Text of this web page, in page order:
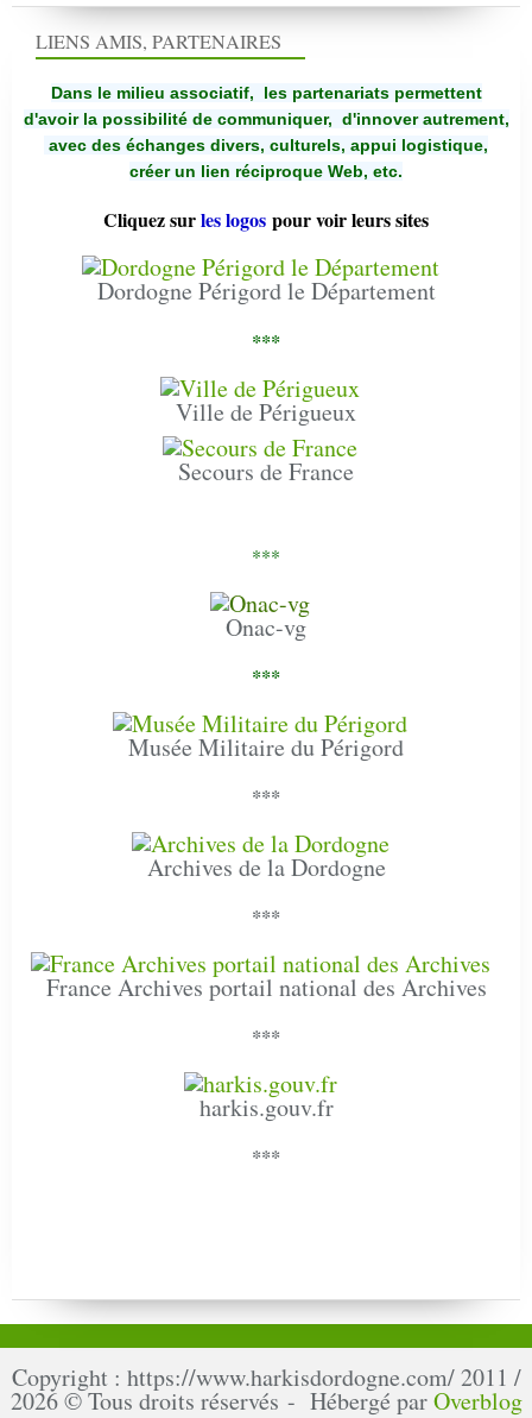
LIENS AMIS, PARTENAIRES
Dans le milieu associatif, les partenariats permettent
d'avoir la possibilité de communiquer, d'innover autrement,
avec des échanges divers, culturels, appui logistique,
créer un lien réciproque Web, etc.
Cliquez surles logos pour voir leurs sites
Dordogne Périgord le Département
***
Ville de Périgueux
Secours de France
***
Onac-vg
***
Musée Militaire du Périgord
***
Archives de la Dordogne
***
France Archives portail national des Archives
***
harkis.gouv.fr
***
Copyright : https://www.harkisdordogne.com/ 2011 /
2026 © Tous droits réservés - Hébergé parOverblog